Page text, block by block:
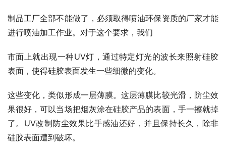
制品工厂全部不能做了，必须取得喷油环保资质的厂家才能
进行喷油加工作业。对于这个要求，我们
市面上就出现一种UV灯，通过特定灯光的波长来照射硅胶
表面，使得硅胶表面发生一些细微的变化。
这些变化，类似形成一层薄膜。这层薄膜比较光滑，防尘效
果很好，可以当场把烟灰涂在硅胶产品的表面，手一擦就掉
了。UV改制防尘效果比手感油还好，并且保持长久，除非
硅胶表面遭到破坏。